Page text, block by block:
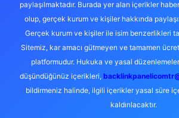
paylaşılmaktadır. Burada yer alan içerikler
olup, gerçek kurum ve kişiler hakkında
Gerçek kurum ve kişiler ile isim benzerlikleri
Sitemiz, kar amacı gütmeyen ve tamamen
platformudur. Hukuka ve yasal
düşündüğünüz içerikleri,
bildirmeniz halinde, ilgili içerikler yasal süre
kaldırılacaktır.